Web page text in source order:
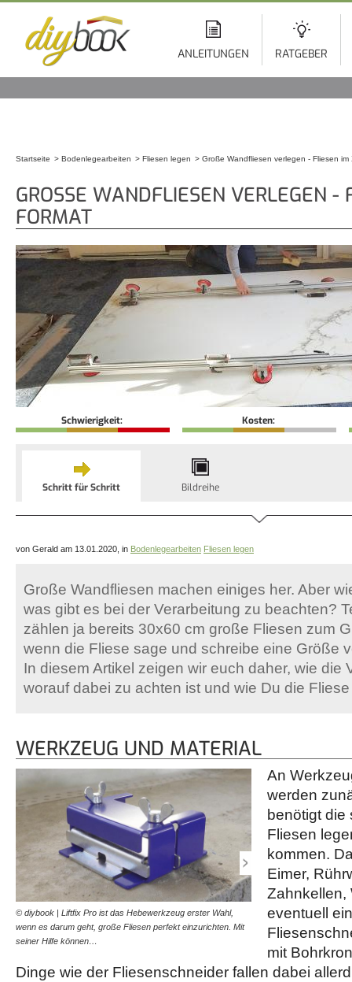
ANLEITUNGEN RATGEBER
Startseite Bodenlegearbeiten Fliesen legen Große Wandfliesen verlegen - Fliesen im
GROSSE WANDFLIESEN VERLEGEN -
ORMAT
Schwierigkeit: Kosten:
Schritt für Schritt Bildreihe
von Gerald am 13.01.2020, in Bodenlegearbeiten Fliesen legen
Große Wandfliesen machen einiges her. Aber
was gibt es bei der Verarbeitung zu beachten?
zählen ja bereits 30x60 cm große Fliesen zum
wenn die Fliese sage und schreibe eine Größe
In diesem Artikel zeigen wir euch daher, wie die
worauf dabei zu achten ist und wie Du die
WERKZEUG UND MATERIAL
© diybook | Liftfix Pro ist das Hebewerkzeug erster Wahl,
wenn es darum geht, große Fliesen perfekt einzurichten. Mit
seiner Hilfe können…
© diybook | Auch wenn
große Fliesen ohne
trotzdem einen…
An
werden
benötigt die
Fliesen
kommen.
Eimer,
Zahnkellen,
eventuell
mit
Dinge wie der Fliesenschneider fallen dabei